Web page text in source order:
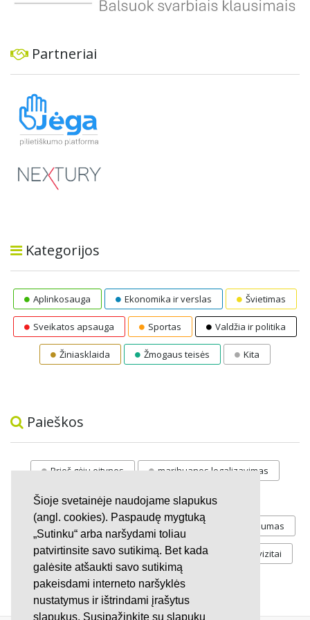
Šioje svetainėje naudojame slapukus
(angl. cookies). Paspaudę mygtuką
„Sutinku“ arba naršydami toliau
patvirtinsite savo sutikimą. Bet kada
galėsite atšaukti savo sutikimą
pakeisdami interneto naršyklės
nustatymus ir ištrindami įrašytus
slapukus. Susipažinkite su slapukų
Partneriai
Kategorijos
Aplinkosauga Ekonomika ir verslas Švietimas
Sveikatos apsauga Sportas Valdžia ir politika
Žiniasklaida Žmogaus teisės Kita
Paieškos
Prieš gėju eitynes marihuanos legalizavimas
STOP vaiku atemimas
Pilnos moksleivių vasaros atostogos referendumas
Keliu jaunystės Valandos Rekvizitai
Investicijos